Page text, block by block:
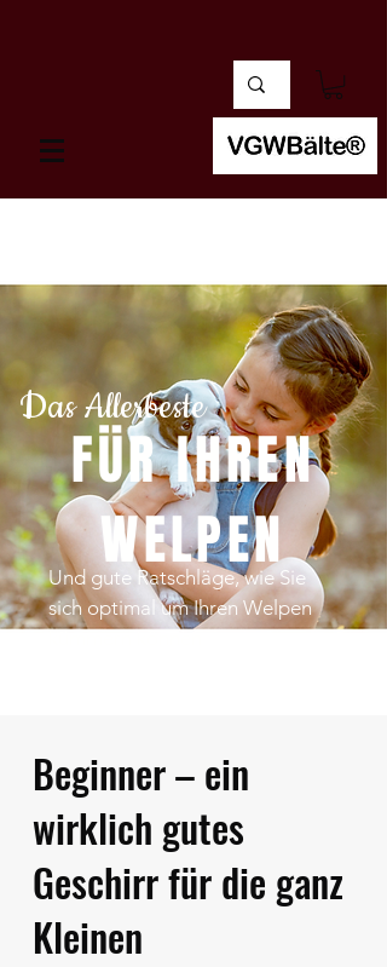
FÜR IHREN
WELPEN
Und gute Ratschläge, wie Sie
sich optimal um Ihren Welpen
Das Allerbeste
Beginner – ein
wirklich gutes
Geschirr für die ganz
Kleinen